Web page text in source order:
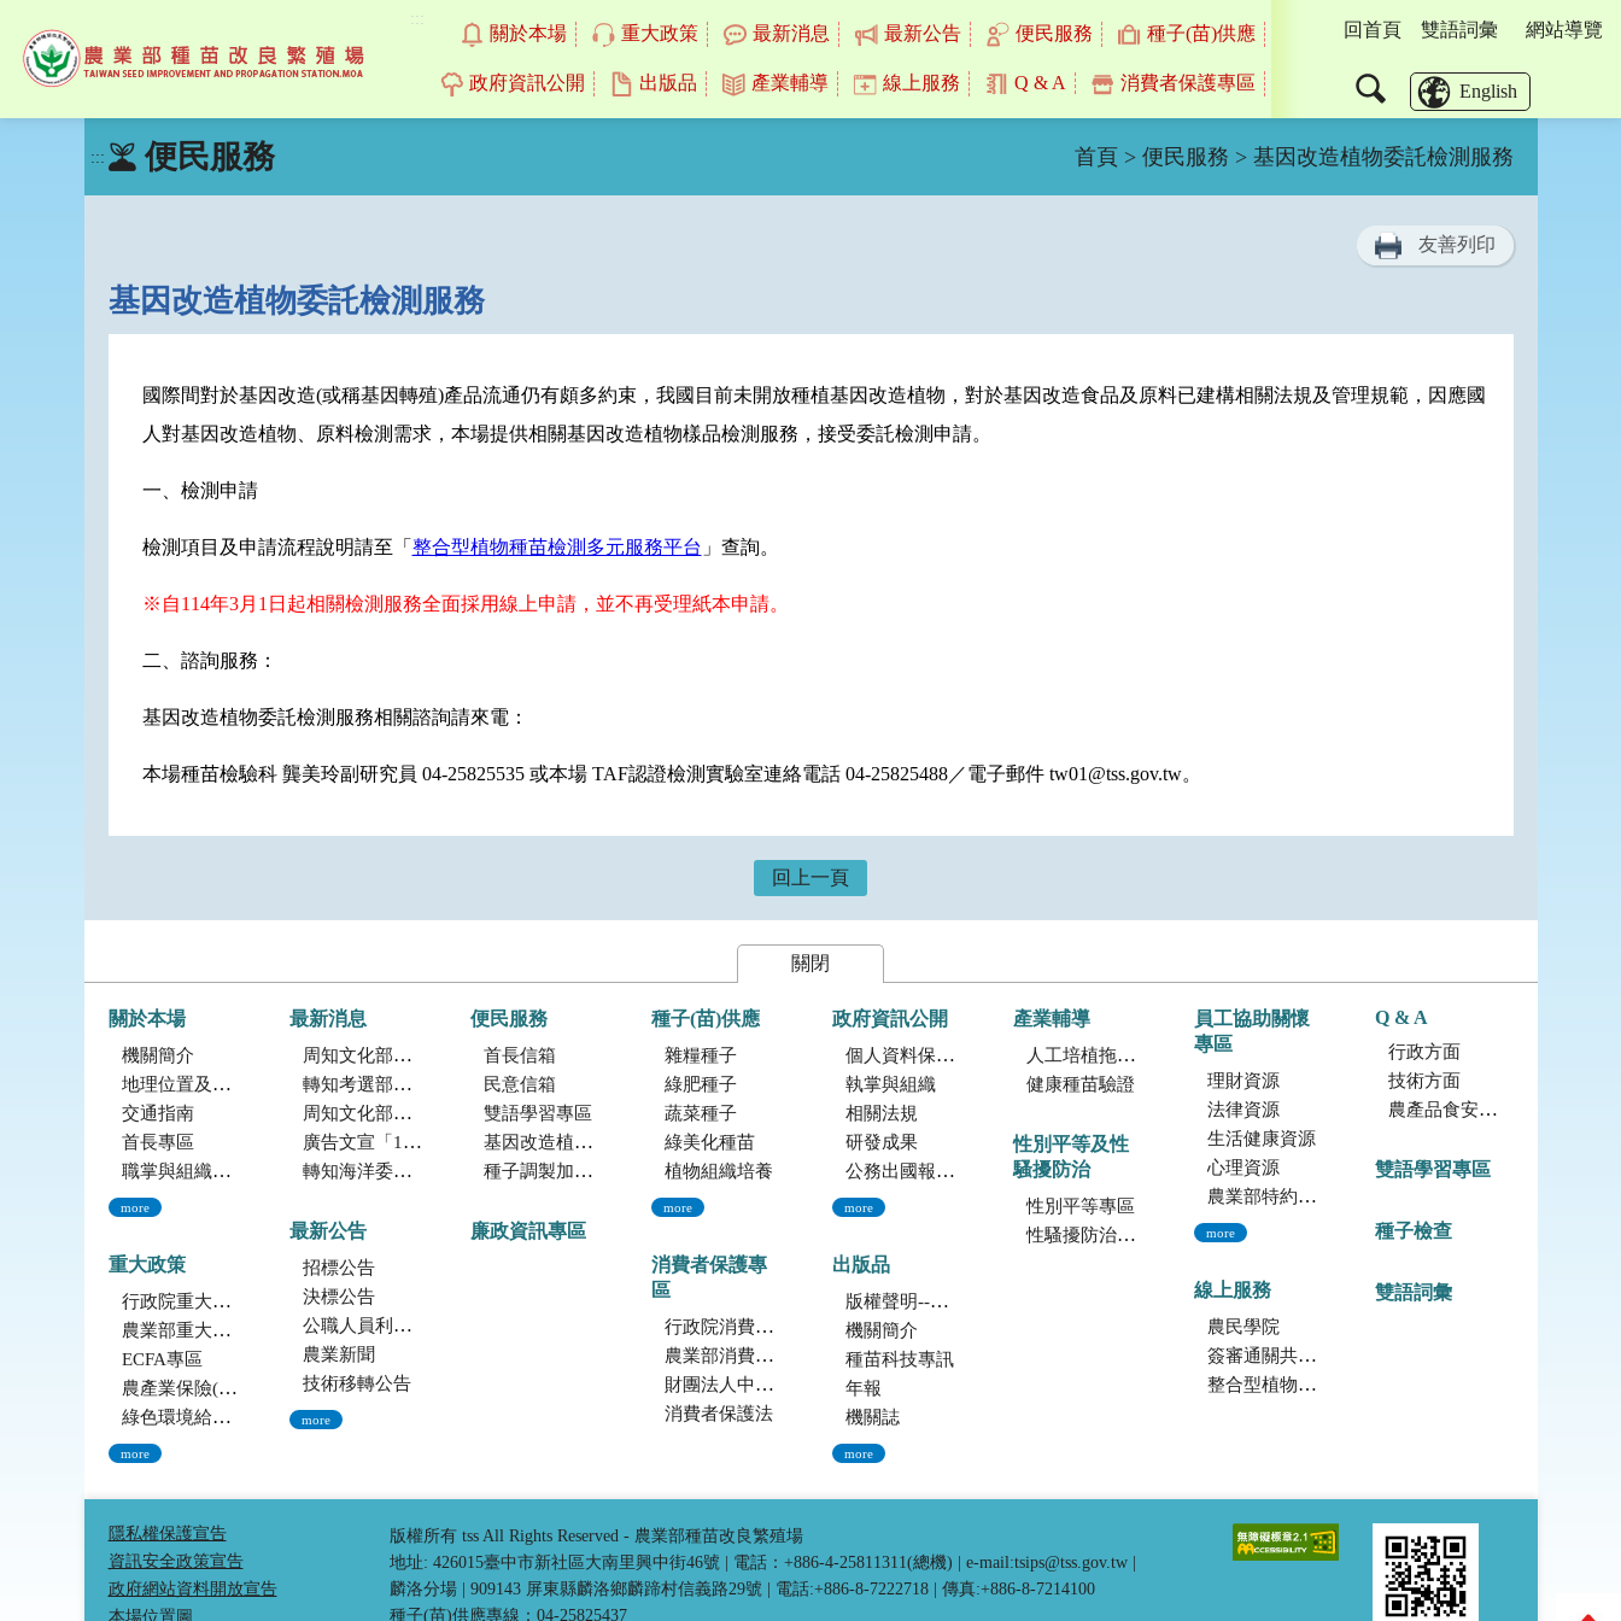
:::
關於本場 重大政策 最新消息 最新公告 便民服務 種子(苗)供應
政府資訊公開 出版品 產業輔導 線上服務 Q & A 消費者保護專區
回首頁 雙語詞彙 網站導覽
尋
English
::: 便民服務 首頁 > 便民服務 > 基因改造植物委託檢測服務
友善列印
基因改造植物委託檢測服務
國際間對於基因改造(或稱基因轉殖)產品流通仍有頗多約束，我國目前未開放種植基因改造植物，對於基因改造食品及原料已建構相關法規及管理規範，因應國
人對基因改造植物、原料檢測需求，本場提供相關基因改造植物樣品檢測服務，接受委託檢測申請。
一、檢測申請
檢測項目及申請流程說明請至「 整合型植物種苗檢測多元服務平台 」查詢。
※自114年3月1日起相關檢測服務全面採用線上申請，並不再受理紙本申請。
二、諮詢服務：
基因改造植物委託檢測服務相關諮詢請來電：
本場種苗檢驗科 龔美玲副研究員 04-25825535 或本場 TAF認證檢測實驗室連絡電話 04-25825488／電子郵件 tw01@tss.gov.tw。
回上一頁
關閉
關於本場
機關簡介
地理位置及農業環境
交通指南
首長專區
職掌與組織編制
more
重大政策
行政院重大政策(連結至行政院)
農業部重大政策(連結至農業部)
ECFA專區
農產業保險(連結至農糧署)
綠色環境給付計畫(連結至農糧署)
more
最新消息
周知文化部「2027年文化部百大文化基地徵選獎勵簡章」，歡迎踴躍參加。
轉知考選部「115年建築師、技師、大地工程技師（第二階段考試）、 不動產經紀人、記帳士考試」報名訊息
周知文化部文化資產局訂於115年9月19日至20日辦理「2026年全國古蹟日活動」
廣告文宣「116年度軍公教員工待遇提升方案」政策圖文說明
轉知海洋委員會海洋保育署「2026海洋保育創意短影音競賽」活動資訊
最新公告
招標公告
決標公告
公職人員利益衝突迴避法身份揭露專區
農業新聞
技術移轉公告
more
便民服務
首長信箱
民意信箱
雙語學習專區
基因改造植物委託檢測服務
種子調製加工暨寄倉服務
廉政資訊專區
種子(苗)供應
雜糧種子
綠肥種子
蔬菜種子
綠美化種苗
植物組織培養
more
消費者保護專
區
行政院消費者保護會
農業部消費者保護專區
財團法人中華民國消費者文教基金會
消費者保護法
政府資訊公開
個人資料保護專區
執掌與組織
相關法規
研發成果
公務出國報告資訊網
more
出版品
版權聲明--本網站發表之所有文章，係為學術研究成果，不得引用於產品及食品之標示、宣傳及廣告。若不當引用，應自負法律責任。
機關簡介
種苗科技專訊
年報
機關誌
more
產業輔導
人工培植拖鞋蘭
健康種苗驗證
性別平等及性
騷擾防治
性別平等專區
性騷擾防治專區
員工協助關懷
專區
理財資源
法律資源
生活健康資源
心理資源
農業部特約員工協助方案諮詢服務
more
線上服務
農民學院
簽審通關共同作業平台
整合型植物種苗檢測服務多元平台
Q & A
行政方面
技術方面
農產品食安專區
雙語學習專區
種子檢查
雙語詞彙
隱私權保護宣告
資訊安全政策宣告
政府網站資料開放宣告
本場位置圖
版權所有 tss All Rights Reserved - 農業部種苗改良繁殖場
地址: 426015臺中市新社區大南里興中街46號
電話：+886-4-25811311(總機) e-mail:tsips@tss.gov.tw
麟洛分場
909143 屏東縣麟洛鄉麟蹄村信義路29號 電話:+886-8-7222718
傳真:+886-8-7214100
種子(苗)供應專線：04-25825437